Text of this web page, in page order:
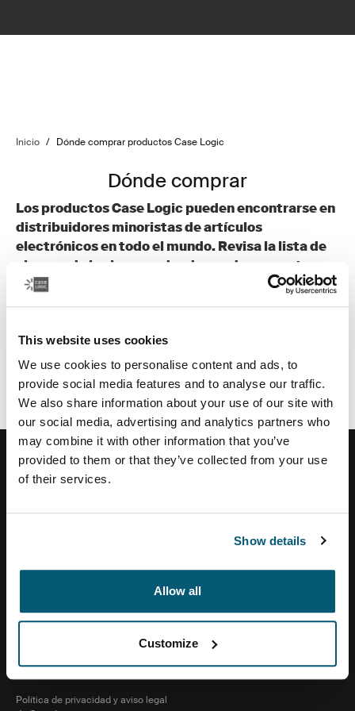
This website uses cookies
We use cookies to personalise content and ads, to
provide social media features and to analyse our traffic.
We also share information about your use of our site with
our social media, advertising and analytics partners who
may combine it with other information that you’ve
provided to them or that they’ve collected from your use
of their services.
Show details
Allow all
Customize
Inicio / Dónde comprar productos Case Logic
Dónde comprar
Los productos Case Logic pueden encontrarse en
distribuidores minoristas de artículos
electrónicos en todo el mundo. Revisa la lista de
algunos de los lugares donde puedes encontrar
nuestros productos. Haz clic en los vínculos a
continuación para ir al sitio web de cada
Siman El Salvador
Wal-Mart El Salvador
Centro de ayuda
Visit Thule on Facebook (external link)
Visit Thule on Instagram (external link)
Visit Thule on Youtube (external
Política de privacidad y aviso legal